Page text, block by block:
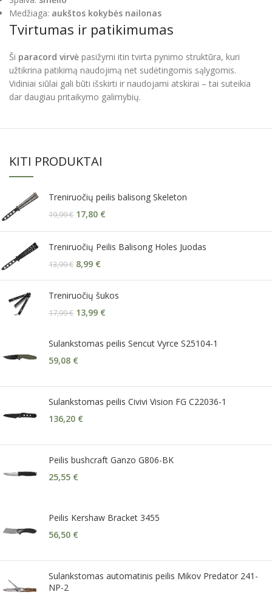
Medžiaga: aukštos kokybės nailonas
Tvirtumas ir patikimumas
Ši paracord virvė pasižymi itin tvirta pynimo struktūra, kuri
užtikrina patikimą naudojimą net sudėtingomis sąlygomis.
Vidiniai siūlai gali būti išskirti ir naudojami atskirai – tai suteikia
dar daugiau pritaikymo galimybių.
KITI PRODUKTAI
Treniruočių peilis balisong Skeleton
19,99€ 17,80 €
Treniruočių Peilis Balisong Holes Juodas
13,99€ 8,99 €
Treniruočių šukos
17,99€ 13,99 €
Sulankstomas peilis Sencut Vyrce S25104-1
59,08 €
Sulankstomas peilis Civivi Vision FG C22036-1
136,20 €
Peilis bushcraft Ganzo G806-BK
25,55 €
Peilis Kershaw Bracket 3455
56,50 €
Sulankstomas automatinis peilis Mikov Predator 241-
NP-2